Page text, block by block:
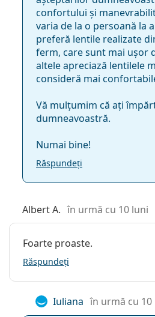
31.07 Dk/t
22 Dk/t
20
Dioptrii între -
-10.00
-
Dioptrii între - Plus
+6.00
confortului și
varia de la o persoană la
preferă lentile realizate
ferm, care sunt mai ușor
altele apreciază lentilele
consideră mai
Vă mulțumim că ați
dumneavoastră.
Numai bine!
Răspundeți
Albert A. în urmă cu 10 luni
Foarte proaste.
Răspundeți
Iuliana în urmă cu 10